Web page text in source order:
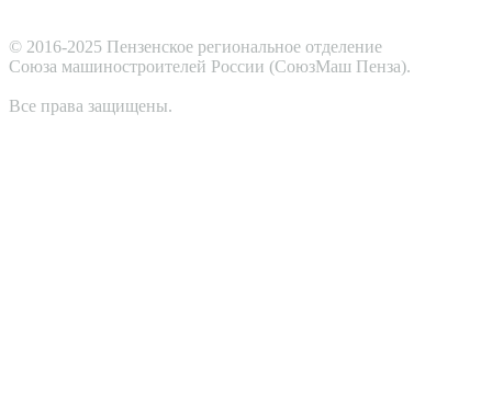
© 2016-2025 Пензенское региональное отделение
Cоюза машиностроителей России (СоюзМаш Пенза).
Все права защищены.